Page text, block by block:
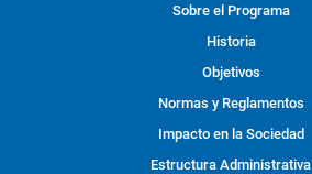
Sobre el Programa
Historia
Objetivos
Normas y Reglamentos
Impacto en la Sociedad
Estructura Administrativa